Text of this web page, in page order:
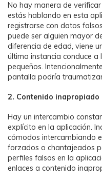
No hay manera de
estás hablando en esta
registrarse con datos
puede ser alguien mayor
diferencia de edad, viene
última instancia conduce a
pequeños.
pantalla podría
󠀰2. Contenido inapropiado󠀲󠀧󠀩󠀦󠀧󠀣󠀥󠀨󠀳
Hay un intercambio
explícito en la aplicación.
cómodos intercambiando
forzados o chantajeados
perfiles falsos en la
enlaces a contenido